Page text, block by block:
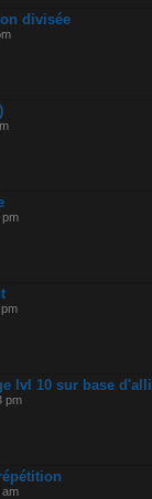
divisée
pm
lvl 10 sur base
pm
am